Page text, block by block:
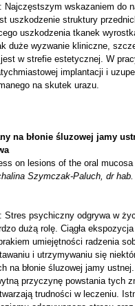
Najczęstszym wskazaniem do
uszkodzenie struktury
uszkodzenia tkanek
duże wyzwanie kliniczne,
w strefie estetycznej. W
implantacji i
na skutek urazu.
na błonie śluzowej jamy
on lesions of the oral
Szymczak-Paluch, dr
Stres psychiczny odgrywa w
dużą rolę. Ciągła
umiejętności radzenia
i utrzymywaniu się
na błonie śluzowej jamy
przyczynę powstania tych
trudności w leczeniu.